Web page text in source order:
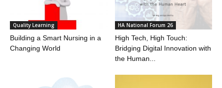
Quality Learning
Building a Smart Nursing in a
Changing World
HA National Forum 26
High Tech, High Touch:
Bridging Digital Innovation with
the Human...